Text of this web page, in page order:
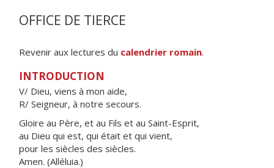
OFFICE DE TIERCE
Revenir aux lectures du calendrier romain.
INTRODUCTION
V/ Dieu, viens à mon aide,
R/ Seigneur, à notre secours.
Gloire au Père, et au Fils et au Saint-Esprit,
au Dieu qui est, qui était et qui vient,
pour les siècles des siècles.
Amen. (Alléluia.)